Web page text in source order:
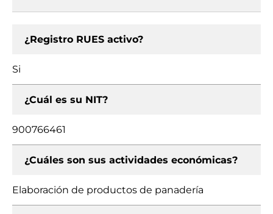
¿Registro RUES activo?
Si
¿Cuál es su NIT?
900766461
¿Cuáles son sus actividades económicas?
Elaboración de productos de panadería